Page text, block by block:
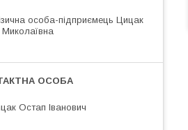
особа-підприємець Цицак
Миколаївна
Остап Іванович